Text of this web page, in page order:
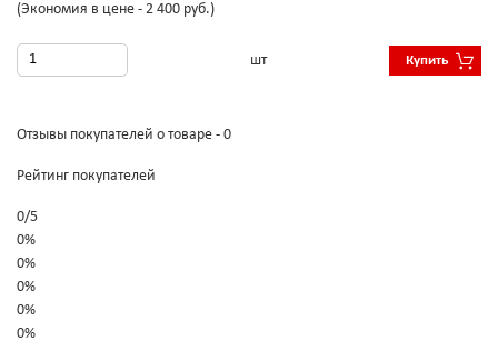
(Экономия в цене - 2 400 руб.)
шт Купить
Отзывы покупателей о товаре - 0
Рейтинг покупателей
0/5
0%
0%
0%
0%
0%